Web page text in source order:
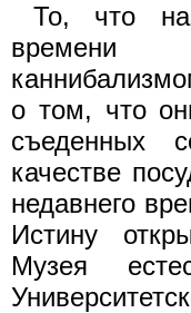
То, что
о том, что
съеденных
качестве
недавнего
Истину
Музея